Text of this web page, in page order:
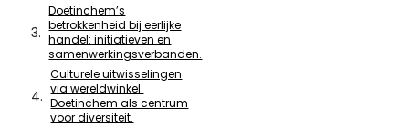
Doetinchem’s
betrokkenheid bij eerlijke
handel: initiatieven en
samenwerkingsverbanden.
Culturele uitwisselingen
via wereldwinkel:
Doetinchem als centrum
voor diversiteit.